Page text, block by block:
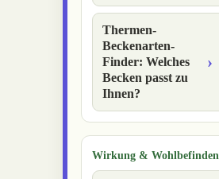
Thermen-
Beckenarten-
Finder: Welches
Becken passt zu
Ihnen?
Wirkung & Wohlbefinden